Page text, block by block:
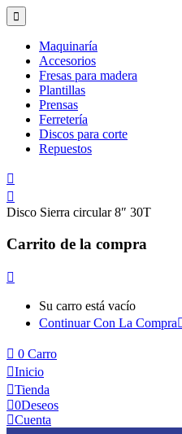
Maquinaría
Accesorios
Fresas para madera
Plantillas
Prensas
Ferretería
Discos para corte
Repuestos
Disco Sierra circular 8″ 30T
Carrito de la compra
Su carro está vacío
Continuar Con La Compra
0 Carro
Inicio
Tienda
0Deseos
Cuenta